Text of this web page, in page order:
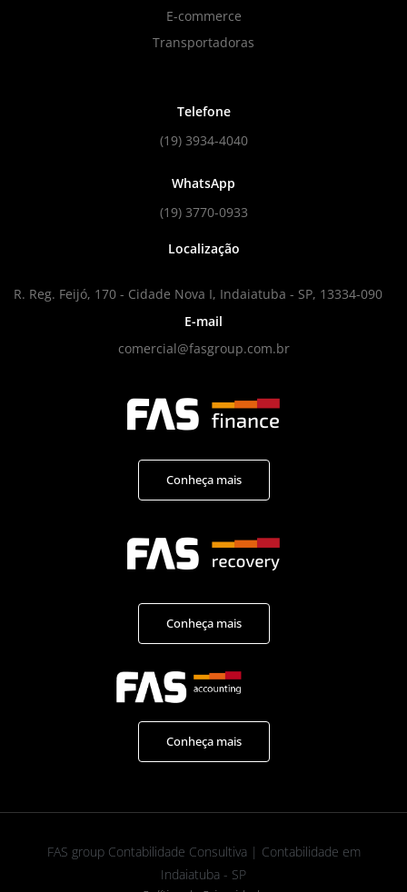
E-commerce
Transportadoras
Telefone
(19) 3934-4040
WhatsApp
(19) 3770-0933
Localização
R. Reg. Feijó, 170 - Cidade Nova I, Indaiatuba - SP, 13334-090
E-mail
comercial@fasgroup.com.br
Conheça mais
Conheça mais
Conheça mais
FAS group Contabilidade Consultiva | Contabilidade em
Indaiatuba - SP